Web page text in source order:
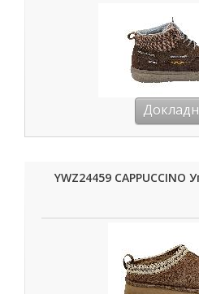
YWZ24459 CAPPUCCINO